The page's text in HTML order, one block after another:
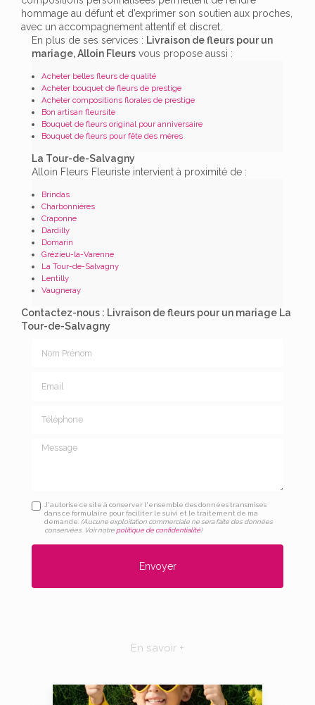
hommage au défunt et d’exprimer son soutien aux proches,
avec un accompagnement attentif et discret.
En plus de ses services : Livraison de fleurs pour un
mariage, Alloin Fleurs vous propose aussi :
Acheter belles fleurs de qualité
Acheter bouquet de fleurs de prestige
Acheter compositions florales de prestige
Bon artisan fleursite
Bouquet de fleurs original pour anniversaire
Bouquet de fleurs pour fête des mères
La Tour-de-Salvagny
Alloin Fleurs Fleuriste intervient à proximité de :
Brindas
Charbonnières
Craponne
Dardilly
Domarin
Grézieu-la-Varenne
La Tour-de-Salvagny
Lentilly
Vaugneray
Contactez-nous : Livraison de fleurs pour un mariage La
Tour-de-Salvagny
Message
J'autorise ce site à conserver l'ensemble des données transmises
dans ce formulaire pour faciliter le suivi et le traitement de ma
demande. (Aucune exploitation commerciale ne sera faite des données
conservées. Voir notre politique de confidentialité)
En savoir +